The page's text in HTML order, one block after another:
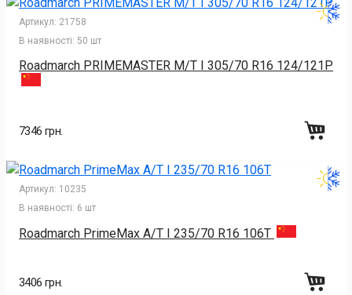
Артикул: 21758
В наявності: 50 шт
Roadmarch PRIMEMASTER M/T I 305/70 R16 124/121P
7346 грн.
Артикул: 10235
В наявності: 6 шт
Roadmarch PrimeMax A/T I 235/70 R16 106T
3406 грн.